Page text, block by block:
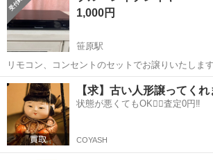
1,000円
笹原駅
リモコン、コンセントのセットでお譲りいたします
福岡 福岡市 笹原駅 映像プレーヤー
ブルーレイ
【求】古い人形譲ってくれ
状態が悪くてもOK🙆‍♀️査定0円‼️
COYASH